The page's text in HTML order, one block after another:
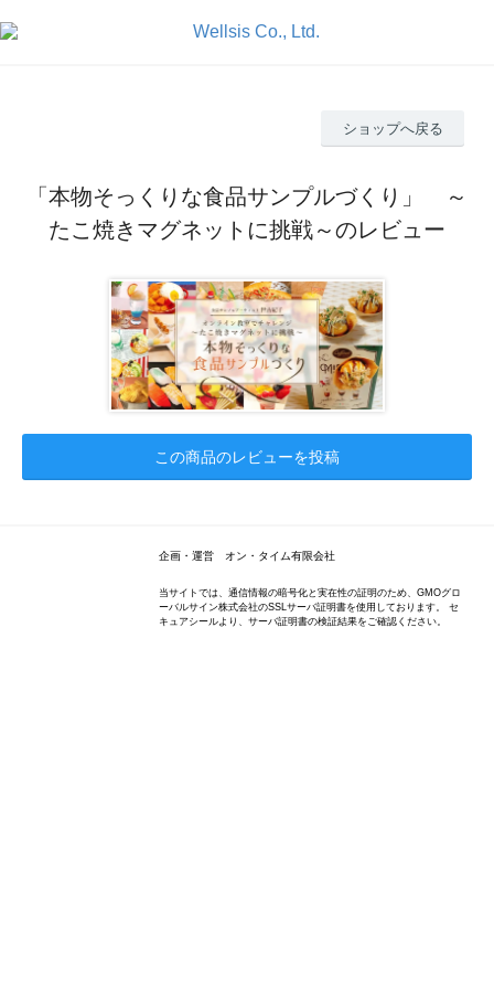
ショップへ戻る
「本物そっくりな食品サンプルづくり」 ～
たこ焼きマグネットに挑戦～のレビュー
この商品のレビューを投稿
企画・運営 オン・タイム有限会社
当サイトでは、通信情報の暗号化と実在性の証明のため、GMOグロ
ーバルサイン株式会社のSSLサーバ証明書を使用しております。 セ
キュアシールより、サーバ証明書の検証結果をご確認ください。